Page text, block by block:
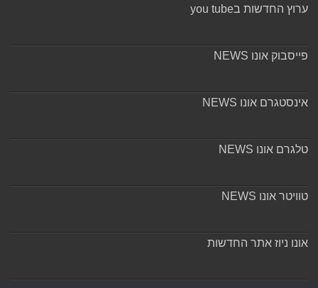
ערוץ החדשות בyou tube
פייסבוק אונו NEWS
אינסטגרם אונו NEWS
טלגרם אונו NEWS
טוויטר אונו NEWS
אונו ניוז אתר החדשות